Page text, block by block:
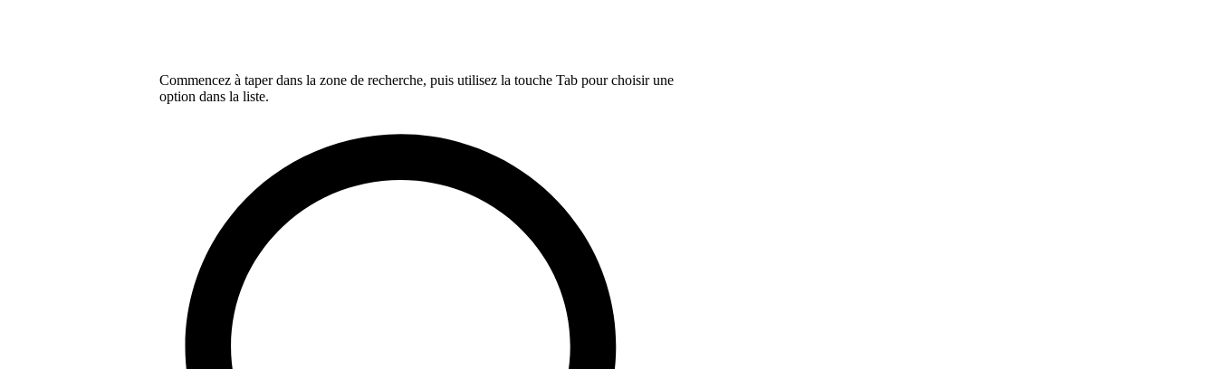
Commencez à taper dans la zone de recherche, puis utilisez la touche Tab pour choisir une
option dans la liste.